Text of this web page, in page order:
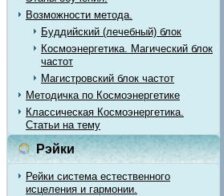
Возможности метода.
Буддийский (лечебный) блок
Космоэнергетика. Магический блок
частот
Магистровский блок частот
Методичка по Космоэнергетике
Классическая Космоэнергетика.
Статьи на тему
Рэйки
Рейки система естественного
исцеления и гармонии.